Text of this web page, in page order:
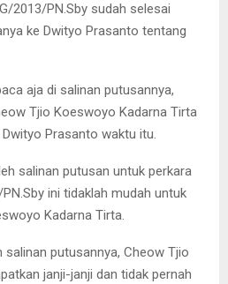
2013/PN.Sby sudah selesai
ke Dwityo Prasanto tentang
aja di salinan putusannya,
Tjio Koeswoyo Kadarna Tirta
Prasanto waktu itu.
salinan putusan untuk perkara
ini tidaklah mudah untuk
Kadarna Tirta.
putusannya, Cheow Tjio
janji-janji dan tidak pernah